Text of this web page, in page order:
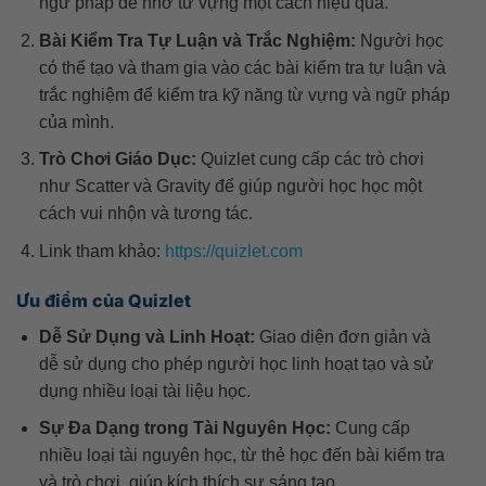
Bài Kiểm Tra Tự Luận và Trắc Nghiệm: Người học
có thể tạo và tham gia vào các bài kiểm tra tự luận và
trắc nghiệm để kiểm tra kỹ năng từ vựng và ngữ pháp
của mình.
Trò Chơi Giáo Dục: Quizlet cung cấp các trò chơi
như Scatter và Gravity để giúp người học học một
cách vui nhộn và tương tác.
Link tham khảo: https://quizlet.com
Ưu điểm của Quizlet
Dễ Sử Dụng và Linh Hoạt: Giao diện đơn giản và
dễ sử dụng cho phép người học linh hoạt tạo và sử
dụng nhiều loại tài liệu học.
Sự Đa Dạng trong Tài Nguyên Học: Cung cấp
nhiều loại tài nguyên học, từ thẻ học đến bài kiểm tra